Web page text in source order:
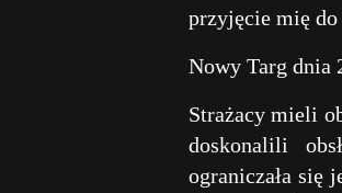
przyjęcie mię do
Nowy Targ dnia
Strażacy mieli
doskonalili
ograniczała się